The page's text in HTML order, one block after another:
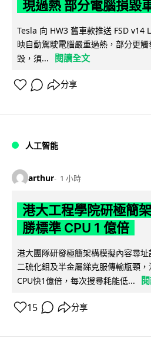
現過熱 部分電腦損毀
Tesla 向 HW3 舊車款推送 FSD v14
映自動駕駛電腦嚴重過熱，部分更
毀，須...
閱讀全文
分享
人工智能
arthur 1 小時
港大工程學院研極簡
勝標準 CPU 1 億倍
港大團隊研發極簡架構模擬內容尋
二硫化鉬及半金屬銻克服傳輸瓶頸
CPU快1億倍，每次搜尋耗能低...
15 分享